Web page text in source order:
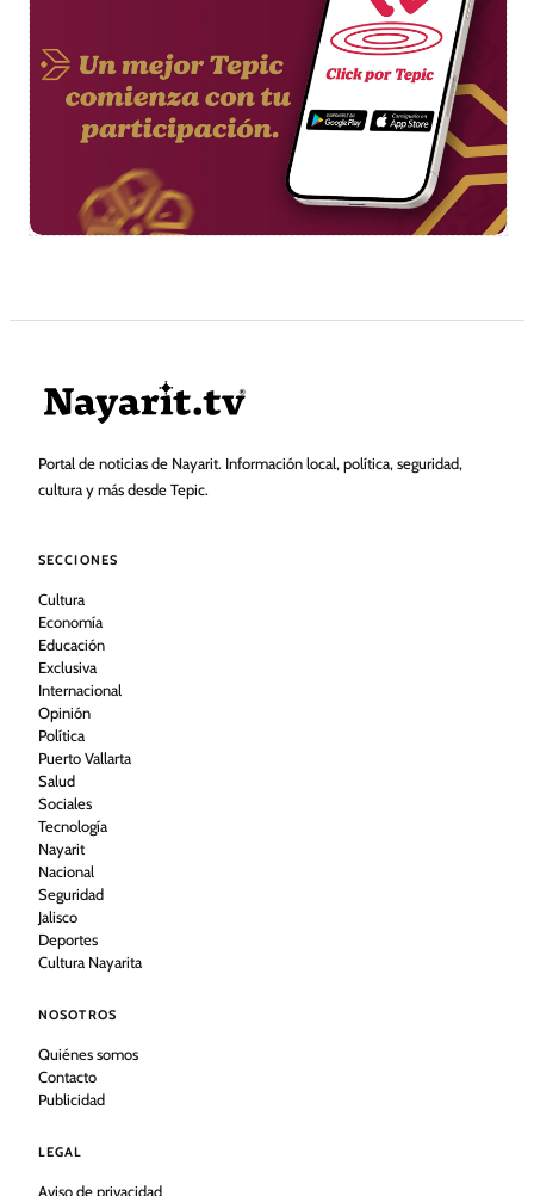
Portal de noticias de Nayarit. Información local, política, seguridad,
cultura y más desde Tepic.
SECCIONES
Cultura
Economía
Educación
Exclusiva
Internacional
Opinión
Política
Puerto Vallarta
Salud
Sociales
Tecnología
Nayarit
Nacional
Seguridad
Jalisco
Deportes
Cultura Nayarita
NOSOTROS
Quiénes somos
Contacto
Publicidad
LEGAL
Aviso de privacidad